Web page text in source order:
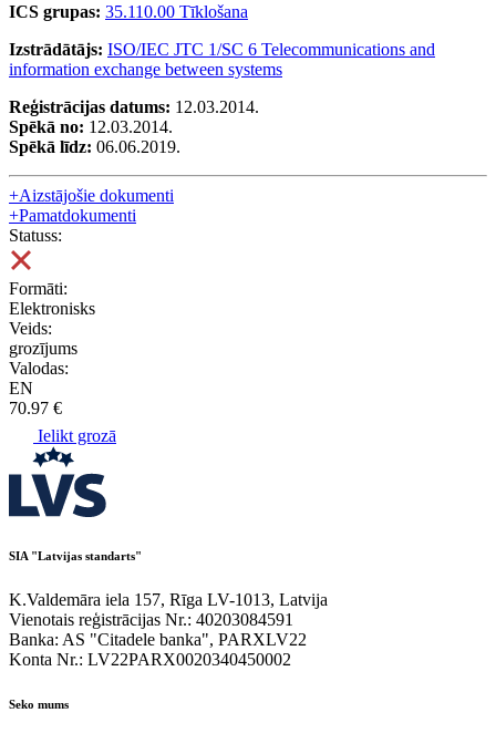
ICS grupas: 35.110.00 Tīklošana
Izstrādātājs: ISO/IEC JTC 1/SC 6 Telecommunications and
information exchange between systems
Reģistrācijas datums: 12.03.2014.
Spēkā no: 12.03.2014.
Spēkā līdz: 06.06.2019.
+Aizstājošie dokumenti
+Pamatdokumenti
Statuss:
Formāti:
Elektronisks
Veids:
grozījums
Valodas:
EN
70.97 €
Ielikt grozā
SIA "Latvijas standarts"
K.Valdemāra iela 157, Rīga LV-1013, Latvija
Vienotais reģistrācijas Nr.: 40203084591
Banka: AS "Citadele banka", PARXLV22
Konta Nr.: LV22PARX0020340450002
Seko mums